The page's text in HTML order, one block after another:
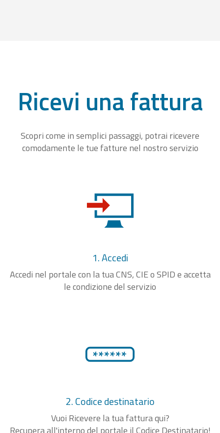
Ricevi una fattura
Scopri come in semplici passaggi, potrai ricevere
comodamente le tue fatture nel nostro servizio
1. Accedi
Accedi nel portale con la tua CNS, CIE o SPID e accetta
le condizione del servizio
2. Codice destinatario
Vuoi Ricevere la tua fattura qui?
Recupera all'interno del portale il Codice Destinatario!